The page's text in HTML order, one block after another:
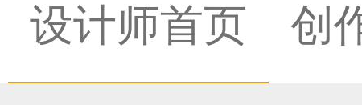
设计师首页 创